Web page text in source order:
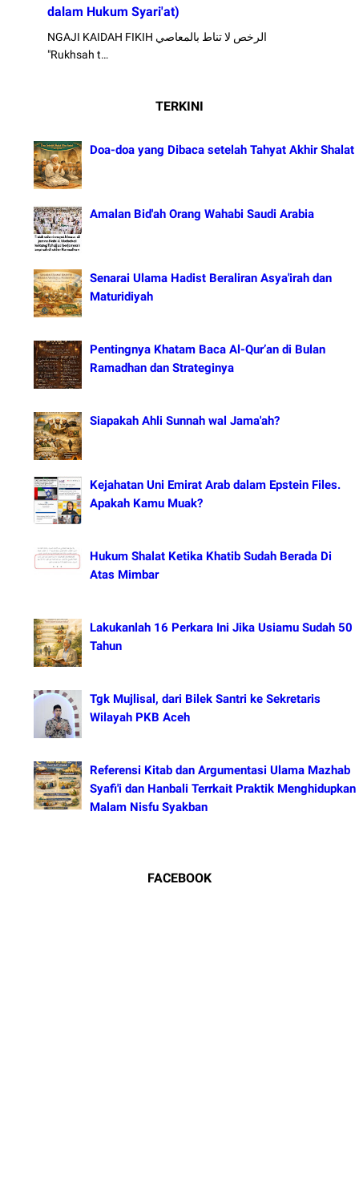
dalam Hukum Syari'at)
NGAJI KAIDAH FIKIH الرخص لا تناط بالمعاصي
"Rukhsah t…
TERKINI
Doa-doa yang Dibaca setelah Tahyat Akhir Shalat
Amalan Bid'ah Orang Wahabi Saudi Arabia
Senarai Ulama Hadist Beraliran Asya'irah dan
Maturidiyah
Pentingnya Khatam Baca Al-Qur’an di Bulan
Ramadhan dan Strateginya
Siapakah Ahli Sunnah wal Jama'ah?
Kejahatan Uni Emirat Arab dalam Epstein Files.
Apakah Kamu Muak?
Hukum Shalat Ketika Khatib Sudah Berada Di
Atas Mimbar
Lakukanlah 16 Perkara Ini Jika Usiamu Sudah 50
Tahun
Tgk Mujlisal, dari Bilek Santri ke Sekretaris
Wilayah PKB Aceh
Referensi Kitab dan Argumentasi Ulama Mazhab
Syafi'i dan Hanbali Terrkait Praktik Menghidupkan
Malam Nisfu Syakban
FACEBOOK